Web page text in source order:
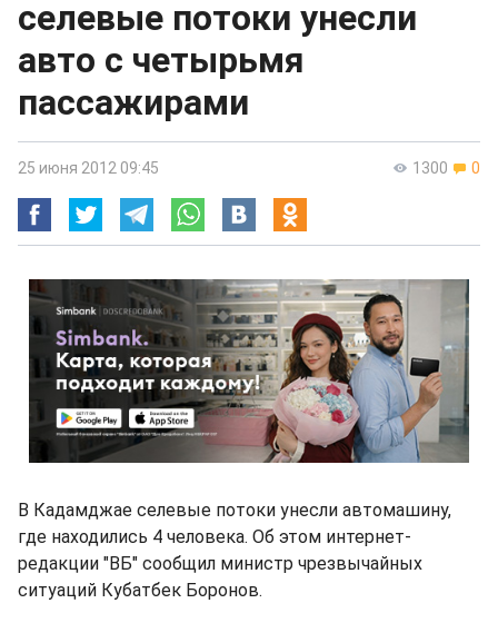
селевые потоки унесли
авто с четырьмя
пассажирами
1300 0
25 июня 2012 09:45
В Кадамджае селевые потоки унесли автомашину,
где находились 4 человека. Об этом интернет-
редакции "ВБ" сообщил министр чрезвычайных
ситуаций Кубатбек Боронов.